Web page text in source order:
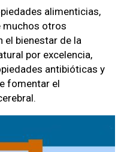
alimenticias,
muchos otros
el bienestar de la
por excelencia,
antibióticas y
fomentar el